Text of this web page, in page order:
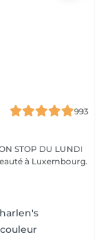
993
STOP DU LUNDI